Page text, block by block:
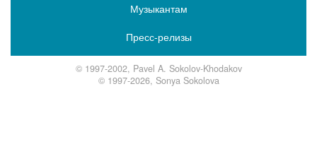
Музыкантам
Пресс-релизы
© 1997-2002, Pavel A. Sokolov-Khodakov
© 1997-2026, Sonya Sokolova